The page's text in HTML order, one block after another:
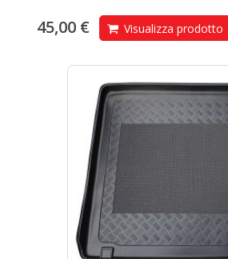
45,00 € Visualizza prodotto